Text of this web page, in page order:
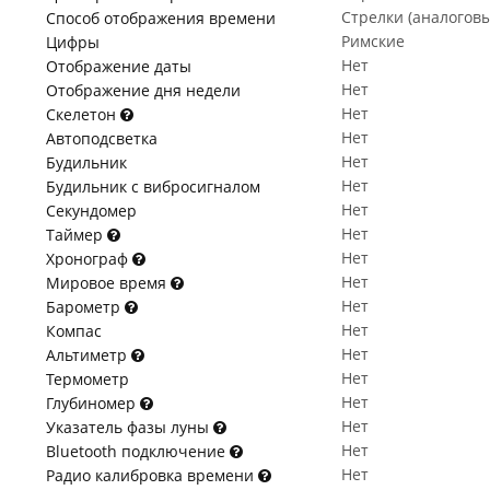
Способ отображения времени
Стрелки
Цифры
Римские
Отображение даты
Нет
Отображение дня недели
Нет
Скелетон
Нет
Автоподсветка
Нет
Будильник
Нет
Будильник с вибросигналом
Нет
Секундомер
Нет
Таймер
Нет
Хронограф
Нет
Мировое время
Нет
Барометр
Нет
Компас
Нет
Альтиметр
Нет
Термометр
Нет
Глубиномер
Нет
Указатель фазы луны
Нет
Bluetooth подключение
Нет
Радио калибровка времени
Нет